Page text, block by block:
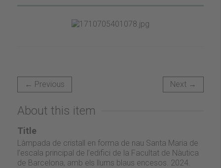
← Previous Next →
About this item
Title
Làmpada de cristall en forma de nau Santa Maria de
l’escala principal de l’edifici de la Facultat de Nàutica
de Barcelona, amb els llums blaus encesos. 2024.